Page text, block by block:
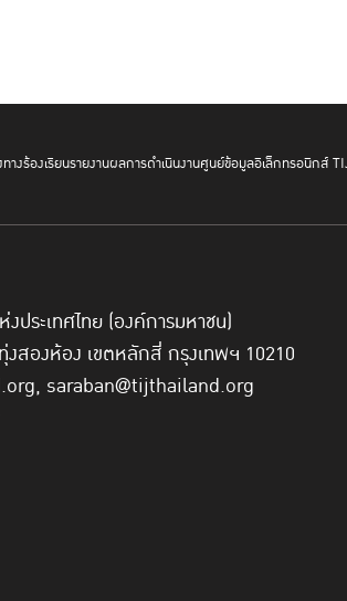
างร้องเรียนรายงานผลการดำเนินงานศูนย์ข้อมูลอิเล็กทรอนิกส์
ประเทศไทย (องค์การมหาชน)
สองห้อง เขตหลักสี่ กรุงเทพฯ 10210
saraban@tijthailand.org